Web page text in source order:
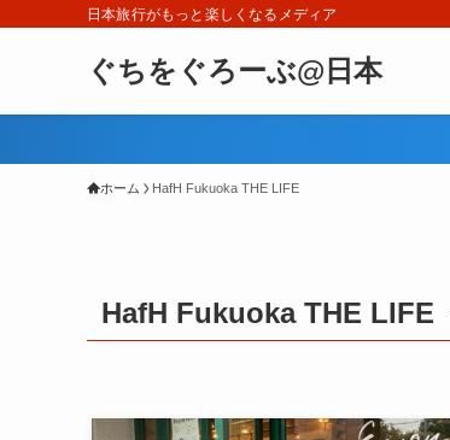
日本旅行がもっと楽しくなるメディア
ぐちをぐろーぶ@日本
ホーム HafH Fukuoka THE LIFE
HafH Fukuoka THE LIFE